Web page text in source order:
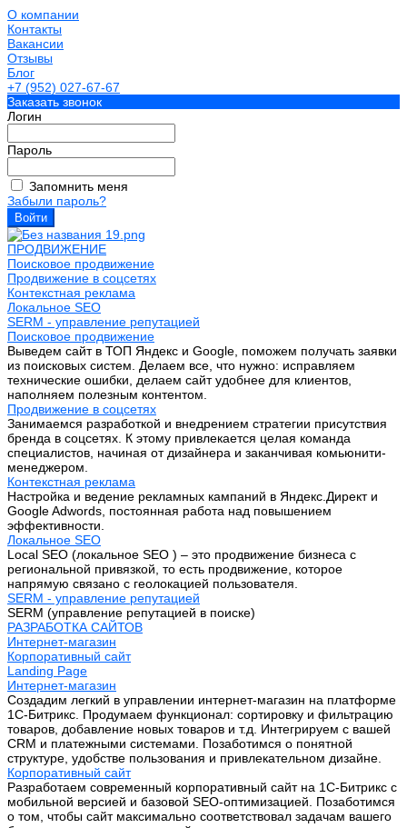
О компании
Контакты
Вакансии
Отзывы
Блог
+7 (952) 027-67-67
Заказать звонок
Логин
Пароль
Запомнить меня
Забыли пароль?
ПРОДВИЖЕНИЕ
Поисковое продвижение
Продвижение в соцсетях
Контекстная реклама
Локальное SEO
SERM - управление репутацией
Поисковое продвижение
Выведем сайт в ТОП Яндекс и Google, поможем получать заявки
из поисковых систем. Делаем все, что нужно: исправляем
технические ошибки, делаем сайт удобнее для клиентов,
наполняем полезным контентом.
Продвижение в соцсетях
Занимаемся разработкой и внедрением стратегии присутствия
бренда в соцсетях. К этому привлекается целая команда
специалистов, начиная от дизайнера и заканчивая комьюнити-
менеджером.
Контекстная реклама
Настройка и ведение рекламных кампаний в Яндекс.Директ и
Google Adwords, постоянная работа над повышением
эффективности.
Локальное SEO
Local SEO (локальное SEO ) – это продвижение бизнеса с
региональной привязкой, то есть продвижение, которое
напрямую связано с геолокацией пользователя.
SERM - управление репутацией
SERM (управление репутацией в поиске)
РАЗРАБОТКА САЙТОВ
Интернет-магазин
Корпоративный сайт
Landing Page
Интернет-магазин
Создадим легкий в управлении интернет-магазин на платформе
1С-Битрикс. Продумаем функционал: сортировку и фильтрацию
товаров, добавление новых товаров и т.д. Интегрируем с вашей
CRM и платежными системами. Позаботимся о понятной
структуре, удобстве пользования и привлекательном дизайне.
Корпоративный сайт
Разработаем современный корпоративный сайт на 1С-Битрикс с
мобильной версией и базовой SEO-оптимизацией. Позаботимся
о том, чтобы сайт максимально соответствовал задачам вашего